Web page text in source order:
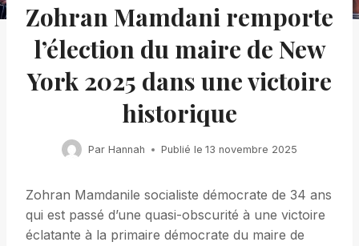
Zohran Mamdani remporte
l’élection du maire de New
York 2025 dans une victoire
historique
Par Hannah Publié le 13 novembre 2025
Zohran Mamdanile socialiste démocrate de 34 ans
qui est passé d’une quasi-obscurité à une victoire
éclatante à la primaire démocrate du maire de